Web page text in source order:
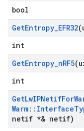
bool
GetEntropy_EFR32
int
GetEntropy_nRF5
int
GetLwIPNetifFor
Warm:: Interface
netif *& netif)